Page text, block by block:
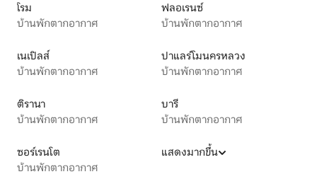
โรม
บ้านพักตากอากาศ
ฟลอเรนซ์
บ้านพักตากอากาศ
เนเปิลส์
บ้านพักตากอากาศ
ปาแลร์โมนครหลวง
บ้านพักตากอากาศ
ติรานา
บ้านพักตากอากาศ
บารี
บ้านพักตากอากาศ
ซอร์เรนโต
บ้านพักตากอากาศ
แสดงมากขึ้น